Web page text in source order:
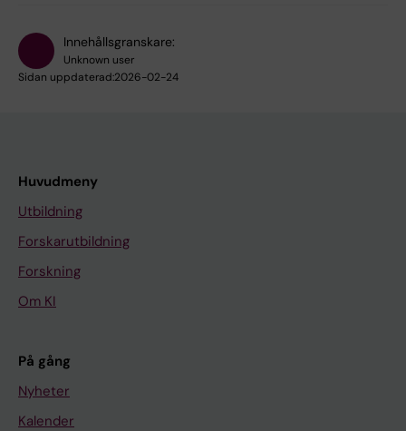
Innehållsgranskare:
Unknown user
Sidan uppdaterad:2026-02-24
Huvudmeny
Utbildning
Forskarutbildning
Forskning
Om KI
På gång
Nyheter
Kalender